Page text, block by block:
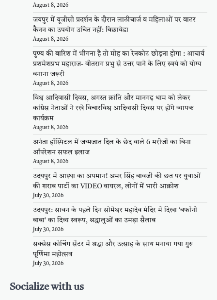
August 8, 2026
जयपुर में यूजीसी प्रदर्शन के दौरान लाठीचार्ज व महिलाओं पर वाटर
कैनन का उपयोग उचित नहीं: बिछावेडा
August 8, 2026
पुण्य की बारिश में भीगना है तो मोह का रेनकोट छोड़ना होगा : आचार्य
प्रशमेशप्रभ महाराज- वीतराग प्रभु से उत्तर पाने के लिए स्वयं को योग्य
बनाना जरूरी
August 8, 2026
विश्व आदिवासी दिवस, अगस्त क्रांति और मानगढ़ धाम को लेकर
कांग्रेस नेताओं ने रखे विचारविश्व आदिवासी दिवस पर होंगे व्यापक
कार्यक्रम
August 8, 2026
अनंता हॉस्पिटल में जन्मजात दिल के छेद वाले 6 मरीजों का बिना
ऑपरेशन सफल इलाज
August 8, 2026
उदयपुर में आस्था का अपमान! अमर सिंह बावजी की छत पर युवाओं
की शराब पार्टी का VIDEO वायरल, लोगों में भारी आक्रोश
July 30, 2026
उदयपुर: सावन के पहले दिन सोमेश्वर महादेव मंदिर में दिखा ‘बर्फानी
बाबा’ का दिव्य स्वरूप, श्रद्धालुओं का उमड़ा सैलाब
July 30, 2026
सक्सेस कोचिंग सेंटर में श्रद्धा और उत्साह के साथ मनाया गया गुरु
पूर्णिमा महोत्सव
July 30, 2026
Socialize with us